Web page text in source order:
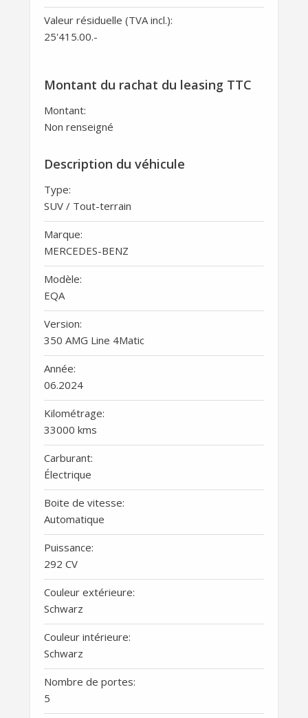
Valeur résiduelle (TVA incl.):
25'415.00.-
Montant du rachat du leasing TTC
Montant:
Non renseigné
Description du véhicule
Type:
SUV / Tout-terrain
Marque:
MERCEDES-BENZ
Modèle:
EQA
Version:
350 AMG Line 4Matic
Année:
06.2024
Kilométrage:
33000 kms
Carburant:
Électrique
Boite de vitesse:
Automatique
Puissance:
292 CV
Couleur extérieure:
Schwarz
Couleur intérieure:
Schwarz
Nombre de portes:
5